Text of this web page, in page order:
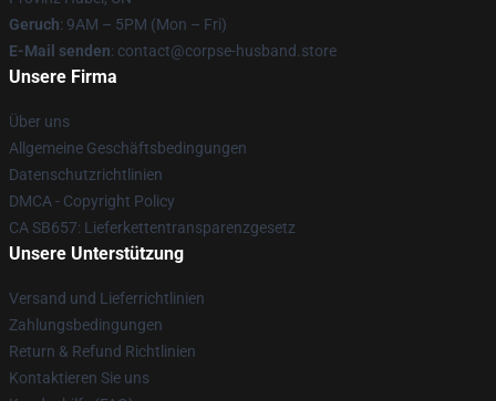
Geruch: 9AM – 5PM (Mon – Fri)
E-Mail senden: contact@corpse-husband.store
Unsere Firma
Über uns
Allgemeine Geschäftsbedingungen
Datenschutzrichtlinien
DMCA - Copyright Policy
CA SB657: Lieferkettentransparenzgesetz
Unsere Unterstützung
Versand und Lieferrichtlinien
Zahlungsbedingungen
Return & Refund Richtlinien
Kontaktieren Sie uns